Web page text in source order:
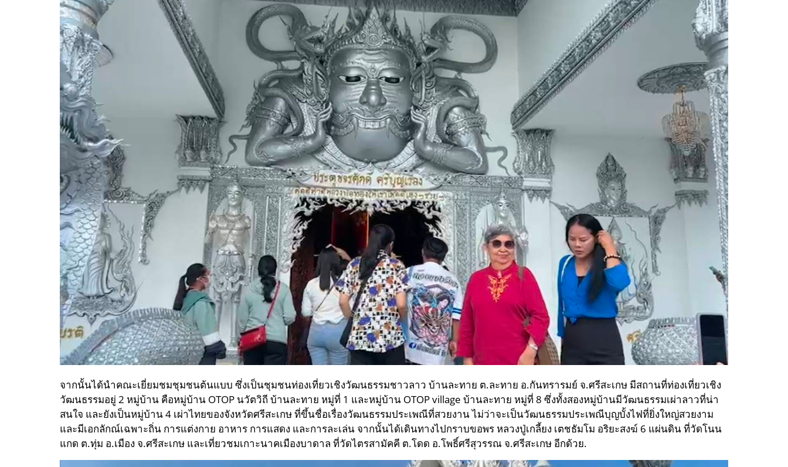
จากนั้นได้นำคณะเยี่ยมชมชุมชนต้นแบบ ซึ่งเป็นชุมชนท่องเที่ยวเชิงวัฒนธรรมชาวลาว บ้านละทาย ต.ละทาย อ.กันทรารมย์ จ.ศรีสะเกษ มีสถานที่ท่องเที่ยวเชิง
วัฒนธรรมอยู่ 2 หมู่บ้าน คือหมู่บ้าน OTOP นวัตวิถี บ้านละทาย หมู่ที่ 1 และหมู่บ้าน OTOP village บ้านละทาย หมู่ที่ 8 ซึ่งทั้งสองหมู่บ้านมีวัฒนธรรมเผ่าลาวที่น่า
สนใจ และยังเป็นหมู่บ้าน 4 เผ่าไทยของจังหวัดศรีสะเกษ ที่ขึ้นชื่อเรื่องวัฒนธรรมประเพณีที่สวยงาน ไม่ว่าจะเป็นวัฒนธรรมประเพณีบุญบั้งไฟที่ยิ่งใหญ่สวยงาม
และมีเอกลักณ์เฉพาะถิ่น การแต่งกาย อาหาร การแสดง และการละเล่น จากนั้นได้เดินทางไปกราบขอพร หลวงปู่เกลี้ยง เตชธัมโม อริยะสงฆ์ 6 แผ่นดิน ที่วัดโนน
แกด ต.ทุ่ม อ.เมือง จ.ศรีสะเกษ และเที่ยวชมเกาะนาคเมืองบาดาล ที่วัดไตรสามัคคี ต.โดด อ.โพธิ์ศรีสุวรรณ จ.ศรีสะเกษ อีกด้วย.